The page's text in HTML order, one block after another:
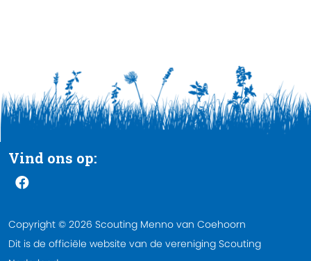
Vind ons op:
Copyright © 2026 Scouting Menno van Coehoorn
Dit is de officiële website van de vereniging Scouting